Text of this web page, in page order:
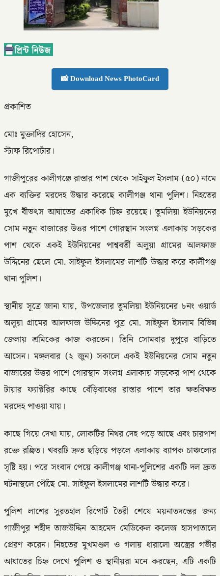
📸 Download News PhotoCard
প্রকাশিত
মোঃ মুক্তাদির হোসেন,
স্টাফ রিপোর্টার।
গাজীপুরের কালীগঞ্জে রাস্তার পাশ থেকে সাইফুল ইসলাম (৫০) নামে
এক ব্যক্তির মরদেহ উদ্ধার করেছে কালীগঞ্জ থানা পুলিশ। নিহতের
মুখে বীভৎস আঘাতের একাধিক চিহ্ন রয়েছে। তুমলিয়া ইউনিয়নের
সোম নতুন বাজারের উত্তর পাশে গোরস্থান সংলগ্ন এলাকায় সড়কের
পাশ থেকে একই ইউনিয়নের পাশ্ববর্তী অলুয়া গ্রামের আলফাজ
উদ্দিনের ছেলে মো. সাইফুল ইসলামের লাশটি উদ্ধার করে কালীগঞ্জ
থানা পুলিশ।
স্থানীয় সূত্রে জানা যায়, উপজেলার তুমলিয়া ইউনিয়নের ৮নং ওয়ার্ড
অলুয়া গ্রামের আলফাজ উদ্দিনের পুত্র মো. সাইফুল ইসলাম বিভিন্ন
জেলায় শ্রমিকের কাজ করতেন। তিনি সোমবার দুপুরে বাড়িতে
আসেন। মঙ্গলবার (২ জুন) সকালে একই ইউনিয়নের সোম নতুন
বাজারের উত্তর পাশে গোরস্থান সংলগ্ন এলাকায় সড়কের পাশ থেকে
টায়ার ফ্যাক্টরির কাছে বেঁড়িবাধের রাস্তার পাশে তার ক্ষতবিক্ষত
মরদেহ পাওয়া যায়।
কাছে গিয়ে দেখা যায়, লোকটির নিথর দেহ পড়ে আছে এবং চারপাশ
রক্তে রঞ্জিত। খবরটি দ্রুত ছড়িয়ে পড়লে এলাকায় ব্যাপক চাঞ্চল্যের
সৃষ্টি হয়। পরে সংবাদ পেয়ে কালীগঞ্জ থানা-পুলিশের একটি দল দ্রুত
ঘটনাস্থলে পৌঁছে মো. সাইফুল ইসলামের লাশটি উদ্ধার করে।
পুলিশ লাশের সুরতহাল রিপোর্ট তৈরী শেষে ময়নাতদন্তের জন্য
গাজীপুর শহীদ তাজউদ্দিন আহমেদ মেডিকেল কলেজ হাসপাতালে
প্রেরণ করেন। নিহতের মুখমণ্ডল ও গলায় ধারালো অস্ত্রের গভীর
আঘাতের চিহ্ন দেখে পুলিশ ও স্থানীয়রা মনে করছেন, এটি একটি